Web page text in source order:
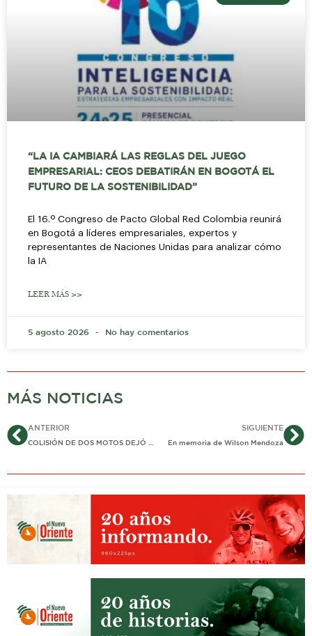
“LA IA CAMBIARÁ LAS REGLAS DEL JUEGO
EMPRESARIAL: CEOS DEBATIRÁN EN BOGOTÁ EL
FUTURO DE LA SOSTENIBILIDAD”
El 16.º Congreso de Pacto Global Red Colombia reunirá
en Bogotá a líderes empresariales, expertos y
representantes de Naciones Unidas para analizar cómo
la IA
LEER MÁS >>
5 agosto 2026 No hay comentarios
MÁS NOTICIAS
AntANTERIOR
COLISIÓN DE DOS MOTOS DEJÓ UNA VÍCTIMA MORTAL EN VÍAS DE YOPAL
SIGUIENTE
En memoria de Wilson Mendoza